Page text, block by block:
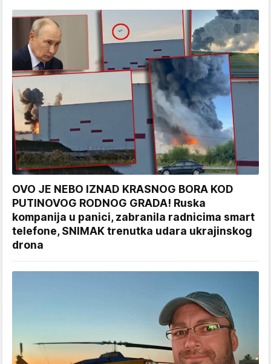
OVO JE NEBO IZNAD KRASNOG BORA KOD
PUTINOVOG RODNOG GRADA! Ruska
kompanija u panici, zabranila radnicima smart
telefone, SNIMAK trenutka udara ukrajinskog
drona